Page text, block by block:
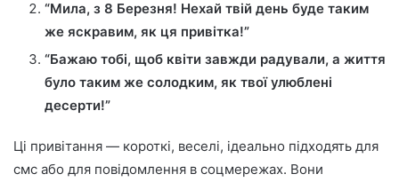
“Мила, з 8 Березня! Нехай твій день буде таким
же яскравим, як ця привітка!”
“Бажаю тобі, щоб квіти завжди радували, а життя
було таким же солодким, як твої улюблені
десерти!”
Ці привітання — короткі, веселі, ідеально підходять для
смс або для повідомлення в соцмережах. Вони